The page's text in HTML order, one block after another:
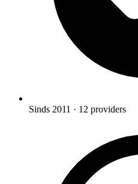
Sinds 2011 · 12 providers